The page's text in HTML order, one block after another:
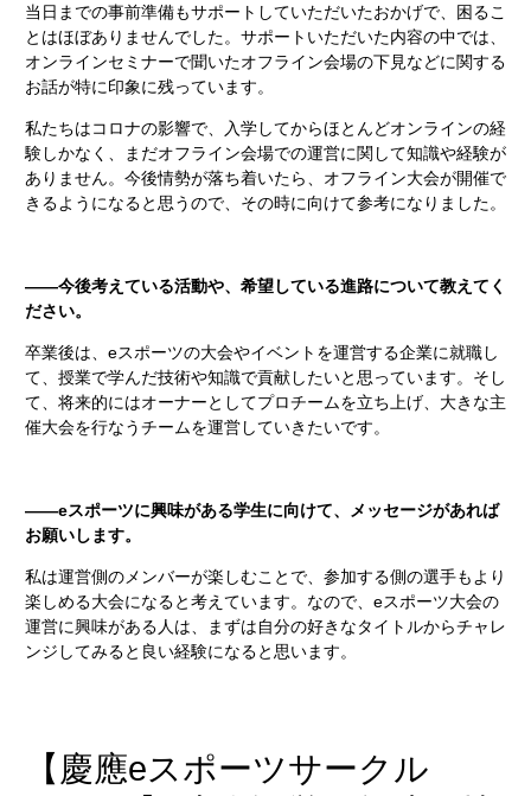
当日までの事前準備もサポートしていただいたおかげで、困るこ
とはほぼありませんでした。サポートいただいた内容の中では、
オンラインセミナーで聞いたオフライン会場の下見などに関する
お話が特に印象に残っています。
私たちはコロナの影響で、入学してからほとんどオンラインの経
験しかなく、まだオフライン会場での運営に関して知識や経験が
ありません。今後情勢が落ち着いたら、オフライン大会が開催で
きるようになると思うので、その時に向けて参考になりました。
――今後考えている活動や、希望している進路について教えてく
ださい。
卒業後は、eスポーツの大会やイベントを運営する企業に就職し
て、授業で学んだ技術や知識で貢献したいと思っています。そし
て、将来的にはオーナーとしてプロチームを立ち上げ、大きな主
催大会を行なうチームを運営していきたいです。
――eスポーツに興味がある学生に向けて、メッセージがあれば
お願いします。
私は運営側のメンバーが楽しむことで、参加する側の選手もより
楽しめる大会になると考えています。なので、eスポーツ大会の
運営に興味がある人は、まずは自分の好きなタイトルからチャレ
ンジしてみると良い経験になると思います。
【慶應eスポーツサークル